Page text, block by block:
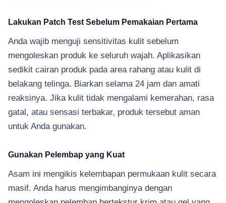
Lakukan Patch Test Sebelum Pemakaian Pertama
Anda wajib menguji sensitivitas kulit sebelum
mengoleskan produk ke seluruh wajah. Aplikasikan
sedikit cairan produk pada area rahang atau kulit di
belakang telinga. Biarkan selama 24 jam dan amati
reaksinya. Jika kulit tidak mengalami kemerahan, rasa
gatal, atau sensasi terbakar, produk tersebut aman
untuk Anda gunakan.
Gunakan Pelembap yang Kuat
Asam ini mengikis kelembapan permukaan kulit secara
masif. Anda harus mengimbanginya dengan